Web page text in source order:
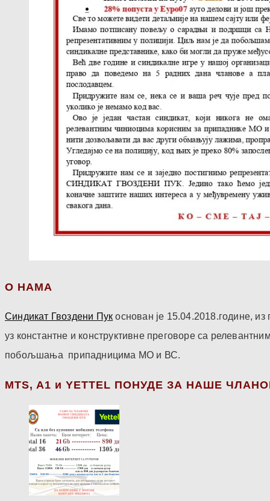
О НАМА
Синдикат Гвоздени Пук основан је 15.04.2018.године,
уз константне и конструктивне преговоре са
побољшања припадницима МО и ВС.
МТS, A1 и YETTEL ПОНУДЕ ЗА НАШЕ